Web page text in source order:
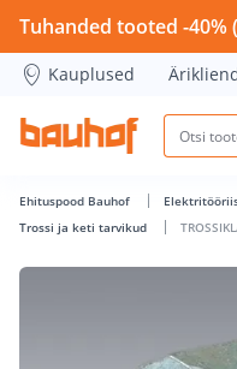
TROSSIKLAMBER NR4
Tuhanded tooted -40%
Kauplused
Ehituspood Bauhof
Trossi ja keti tarvikud